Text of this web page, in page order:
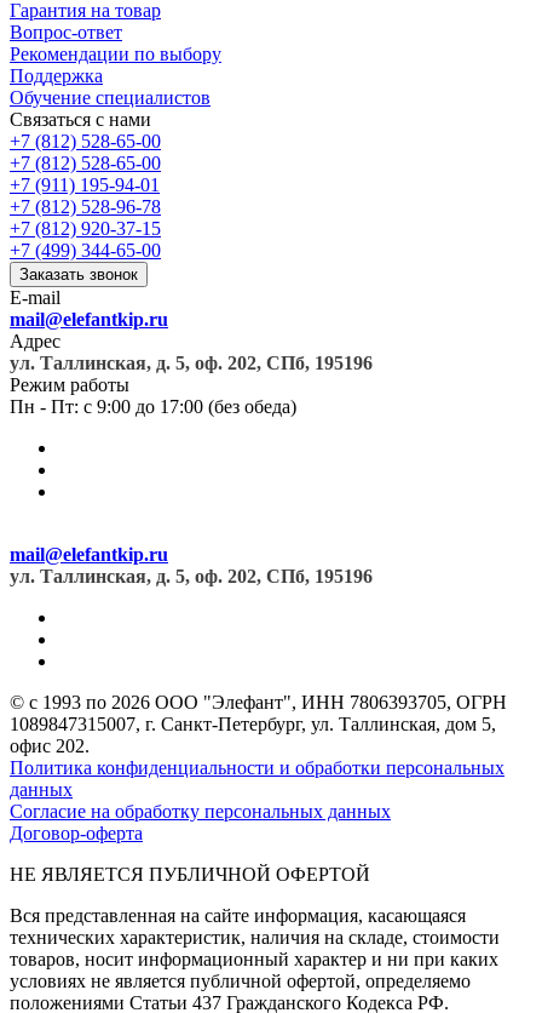
Гарантия на товар
Вопрос-ответ
Рекомендации по выбору
Поддержка
Обучение специалистов
Связаться с нами
+7 (812) 528-65-00
+7 (812) 528-65-00
+7 (911) 195-94-01
+7 (812) 528-96-78
+7 (812) 920-37-15
+7 (499) 344-65-00
Заказать звонок
E-mail
mail@elefantkip.ru
Адрес
ул. Таллинская, д. 5, оф. 202, СПб, 195196
Режим работы
Пн - Пт: с 9:00 до 17:00 (без обеда)
mail@elefantkip.ru
ул. Таллинская, д. 5, оф. 202, СПб, 195196
© с 1993 по 2026 ООО "Элефант", ИНН 7806393705, ОГРН
1089847315007, г. Санкт-Петербург, ул. Таллинская, дом 5,
офис 202.
Политика конфиденциальности и обработки персональных
данных
Согласие на обработку персональных данных
Договор-оферта
НЕ ЯВЛЯЕТСЯ ПУБЛИЧНОЙ ОФЕРТОЙ
Вся представленная на сайте информация, касающаяся
технических характеристик, наличия на складе, стоимости
товаров, носит информационный характер и ни при каких
условиях не является публичной офертой, определяемо
положениями Статьи 437 Гражданского Кодекса РФ.